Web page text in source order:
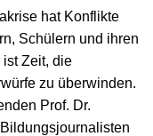
hat Konflikte
Schülern und ihren
Zeit, die
zu überwinden.
Prof. Dr.